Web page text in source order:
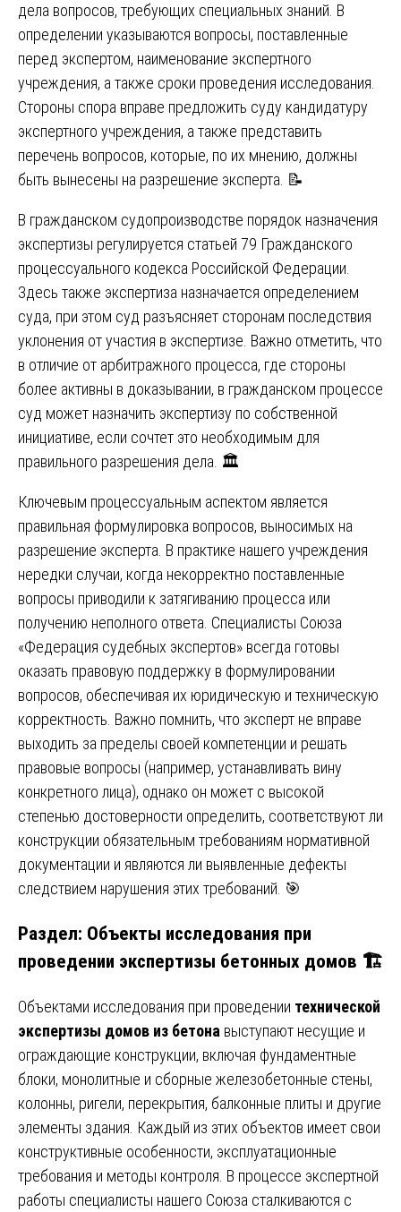
дела вопросов, требующих специальных знаний. В
определении указываются вопросы, поставленные
перед экспертом, наименование экспертного
учреждения, а также сроки проведения исследования.
Стороны спора вправе предложить суду кандидатуру
экспертного учреждения, а также представить
перечень вопросов, которые, по их мнению, должны
быть вынесены на разрешение эксперта. 📝
В гражданском судопроизводстве порядок назначения
экспертизы регулируется статьей 79 Гражданского
процессуального кодекса Российской Федерации.
Здесь также экспертиза назначается определением
суда, при этом суд разъясняет сторонам последствия
уклонения от участия в экспертизе. Важно отметить, что
в отличие от арбитражного процесса, где стороны
более активны в доказывании, в гражданском процессе
суд может назначить экспертизу по собственной
инициативе, если сочтет это необходимым для
правильного разрешения дела. 🏛️
Ключевым процессуальным аспектом является
правильная формулировка вопросов, выносимых на
разрешение эксперта. В практике нашего учреждения
нередки случаи, когда некорректно поставленные
вопросы приводили к затягиванию процесса или
получению неполного ответа. Специалисты Союза
«Федерация судебных экспертов» всегда готовы
оказать правовую поддержку в формулировании
вопросов, обеспечивая их юридическую и техническую
корректность. Важно помнить, что эксперт не вправе
выходить за пределы своей компетенции и решать
правовые вопросы (например, устанавливать вину
конкретного лица), однако он может с высокой
степенью достоверности определить, соответствуют ли
конструкции обязательным требованиям нормативной
документации и являются ли выявленные дефекты
следствием нарушения этих требований. 🎯
Раздел: Объекты исследования при
проведении экспертизы бетонных домов 🏗️
Объектами исследования при проведении технической
экспертизы домов из бетона выступают несущие и
ограждающие конструкции, включая фундаментные
блоки, монолитные и сборные железобетонные стены,
колонны, ригели, перекрытия, балконные плиты и другие
элементы здания. Каждый из этих объектов имеет свои
конструктивные особенности, эксплуатационные
требования и методы контроля. В процессе экспертной
работы специалисты нашего Союза сталкиваются с